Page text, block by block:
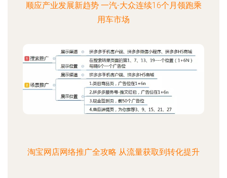
顺应产业发展新趋势 一汽-大众连续16个月领跑乘
用车市场
淘宝网店网络推广全攻略 从流量获取到转化提升